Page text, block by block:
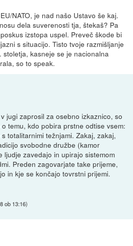
NATO, je nad našo Ustavo še kaj.
dela suverenosti tja, štekaš? Pa
izstopa uspel. Preveč škode bi
s situacijo. Tisto tvoje razmišljanje
kasneje se je nacionalna
so to speak.
jugi zaprosil za osebno izkaznico, so
temu, kdo pobira prstne odtise vsem:
totalitarnimi težnjami. Zakaj, zakaj,
svobodne družbe (kamor
ljudje zavedajo in upirajo sistemom
Preden zagovarjate take prijeme,
in kje se končajo tovrstni prijemi.
ob 13:16)